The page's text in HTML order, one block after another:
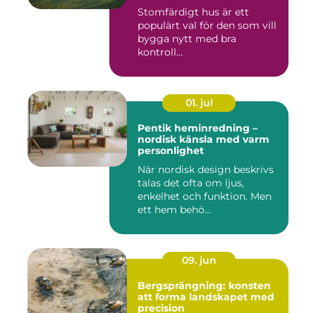
Stomfärdigt hus är ett
populärt val för den som vill
bygga nytt med bra
kontroll...
01. jul
Pentik heminredning –
nordisk känsla med varm
personlighet
När nordisk design beskrivs
talas det ofta om ljus,
enkelhet och funktion. Men
ett hem behö...
09. jun
Bergsprängning: konsten
att forma landskapet med
precision